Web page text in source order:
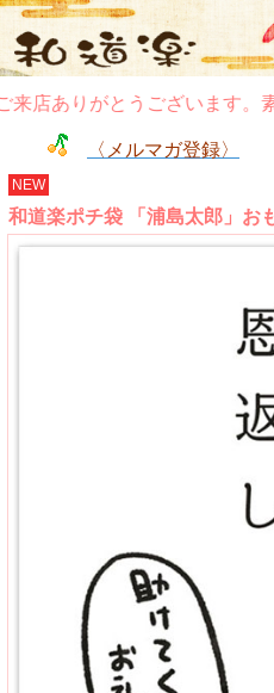
店ありがとうございます。
〈メルマガ登録〉
NEW
和道楽ポチ袋 「浦島太郎」お